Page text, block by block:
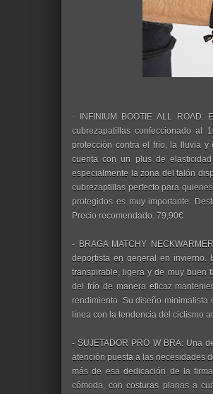
- INFINIUM BOOTIE ALL
cubrezapatillas confeccionado al
protección contra el frío, la lluvia y
cuenta con un plus de
especialmente la zona del talón
cubrezaptillas perfecto para
protegidos es muy importante.
Precio recomendado: 79,90€
- BRAGA MATCHY
deportista en general en invierno.
transpirable, ligera y de muy buen
del frío de manera eficaz
rendimiento. Su diseño minimalista
línea con la tendencia del ciclismo
- SUJETADOR PRO W BRA: Una
atención puesta a las necesidades
más de esa dedicación de la
cómoda, con costuras planas a